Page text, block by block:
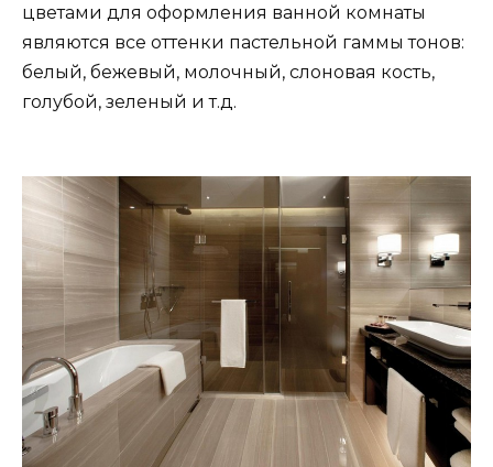
цветами для оформления ванной комнаты
являются все оттенки пастельной гаммы тонов:
белый, бежевый, молочный, слоновая кость,
голубой, зеленый и т.д.